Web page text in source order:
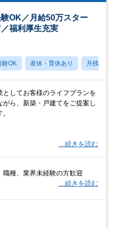
験OK／月給50万スター
福利厚生充実
験OK 産休・育休あり 月残業20
としてお客様のライフプランを
がら、新築・戸建てをご提案し
…続きを読む
種、業界未経験の方歓迎
…続きを読む